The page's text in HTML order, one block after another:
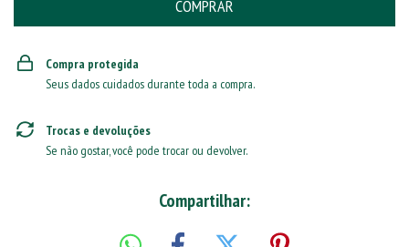
Compra protegida
Seus dados cuidados durante toda a compra.
Trocas e devoluções
Se não gostar, você pode trocar ou devolver.
Compartilhar: